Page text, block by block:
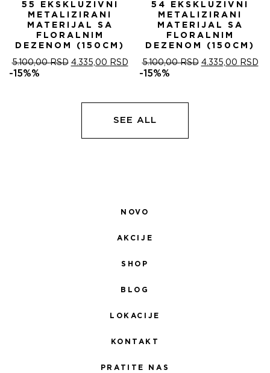
55 EKSKLUZIVNI
METALIZIRANI
MATERIJAL SA
FLORALNIM
DEZENOM (150CM)
5.100,00RSD ОРИГИНАЛНА
5.100,00 RSD.
4.335,00 RSDТРЕНУТНА
ЦЕНА
-15%%
54 EKSKLUZIVNI
METALIZIRANI
MATERIJAL SA
FLORALNIM
DEZENOM (150CM)
5.100,00RSD ОРИГИНАЛНА
4.335,00 RSD
-15%%
SEE ALL
NOVO
AKCIJE
SHOP
BLOG
LOKACIJE
KONTAKT
PRATITE NAS